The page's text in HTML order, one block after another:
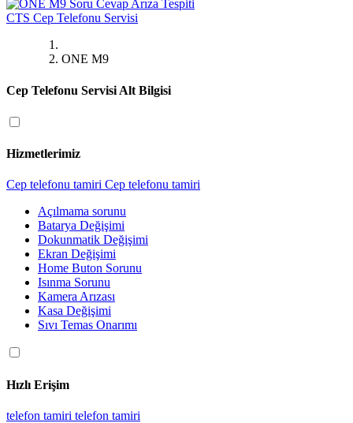
CTS Cep Telefonu Servisi
ONE M9
Cep Telefonu Servisi Alt Bilgisi
Hizmetlerimiz
Cep telefonu tamiri Cep telefonu tamiri
Açılmama sorunu
Batarya Değişimi
Dokunmatik Değişimi
Ekran Değişimi
Home Buton Sorunu
Isınma Sorunu
Kamera Arızası
Kasa Değişimi
Sıvı Temas Onarımı
Hızlı Erişim
telefon tamiri telefon tamiri